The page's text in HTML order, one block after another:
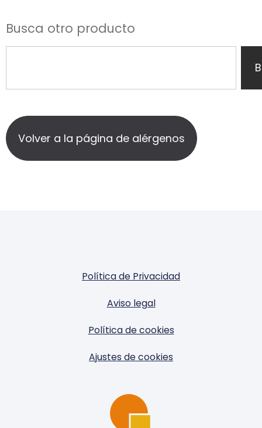
Busca otro producto
Volver a la página de alérgenos
Política de Privacidad
Aviso legal
Política de cookies
Ajustes de cookies